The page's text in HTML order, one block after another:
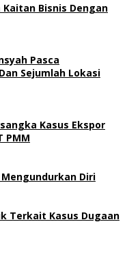
Kaitan Bisnis Dengan
Pasca
Sejumlah Lokasi
Kasus Ekspor
PMM
Diri
Terkait Kasus Dugaan